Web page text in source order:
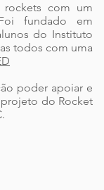
rockets com um
fundado em
do Instituto
todos com uma
poder apoiar e
do Rocket